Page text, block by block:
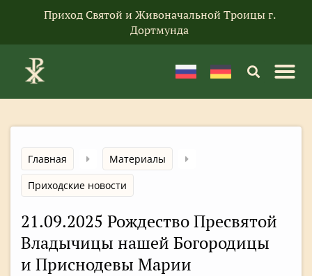
Приход Святой и Живоначальной Троицы г.
Дортмунда
Главная
Материалы
Приходские новости
21.09.2025 Рождество Пресвятой
Владычицы нашей Богородицы
и Приснодевы Марии